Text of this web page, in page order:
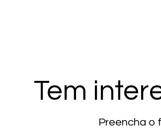
Tem
Preencha o